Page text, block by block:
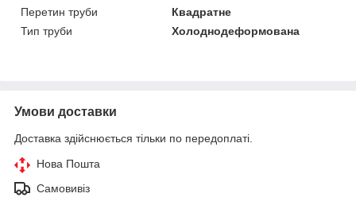
Перетин труби
Квадратне
Тип труби
Холоднодеформована
Умови доставки
Доставка здійснюється тільки по передоплаті.
Нова Пошта
Самовивіз